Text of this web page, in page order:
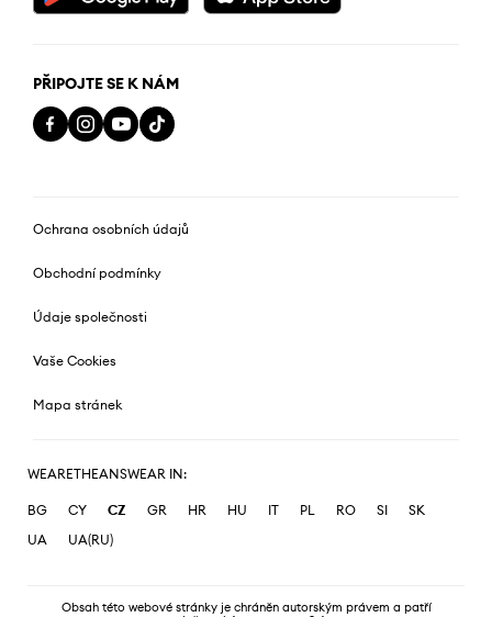
PŘIPOJTE SE K NÁM
Ochrana osobních údajů
Obchodní podmínky
Údaje společnosti
Vaše Cookies
Mapa stránek
WEARETHEANSWEAR IN:
BG CY CZ GR HR HU IT PL RO SI
SK
UA
UA(RU)
Obsah této webové stránky je chráněn autorským právem a patří